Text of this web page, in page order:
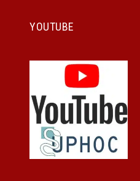
YOUTUBE